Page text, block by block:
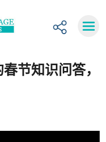
节知识问答，